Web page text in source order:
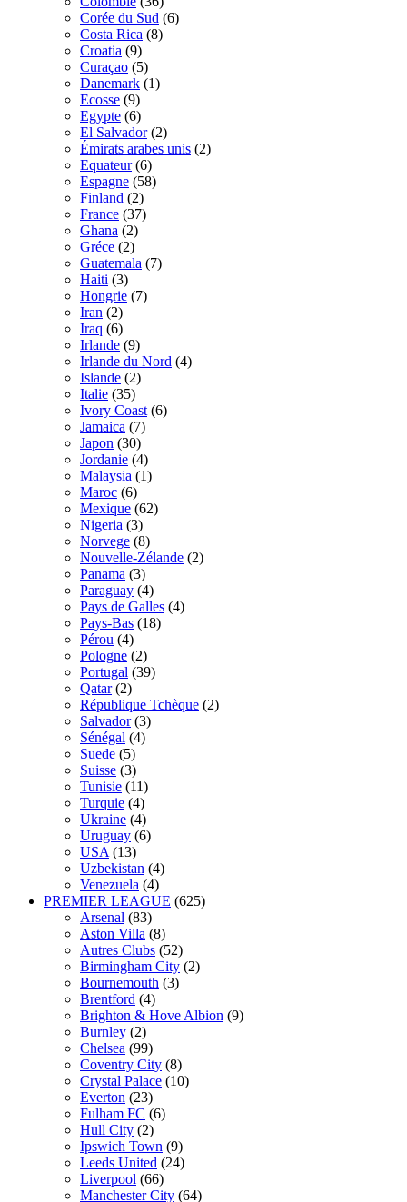
Corée du Sud (6)
Costa Rica (8)
Croatia (9)
Curaçao (5)
Danemark (1)
Ecosse (9)
Egypte (6)
El Salvador (2)
Émirats arabes unis (2)
Equateur (6)
Espagne (58)
Finland (2)
France (37)
Ghana (2)
Gréce (2)
Guatemala (7)
Haiti (3)
Hongrie (7)
Iran (2)
Iraq (6)
Irlande (9)
Irlande du Nord (4)
Islande (2)
Italie (35)
Ivory Coast (6)
Jamaica (7)
Japon (30)
Jordanie (4)
Malaysia (1)
Maroc (6)
Mexique (62)
Nigeria (3)
Norvege (8)
Nouvelle-Zélande (2)
Panama (3)
Paraguay (4)
Pays de Galles (4)
Pays-Bas (18)
Pérou (4)
Pologne (2)
Portugal (39)
Qatar (2)
République Tchèque (2)
Salvador (3)
Sénégal (4)
Suede (5)
Suisse (3)
Tunisie (11)
Turquie (4)
Ukraine (4)
Uruguay (6)
USA (13)
Uzbekistan (4)
Venezuela (4)
PREMIER LEAGUE (625)
Arsenal (83)
Aston Villa (8)
Autres Clubs (52)
Birmingham City (2)
Bournemouth (3)
Brentford (4)
Brighton & Hove Albion (9)
Burnley (2)
Chelsea (99)
Coventry City (8)
Crystal Palace (10)
Everton (23)
Fulham FC (6)
Hull City (2)
Ipswich Town (9)
Leeds United (24)
Liverpool (66)
Manchester City (64)